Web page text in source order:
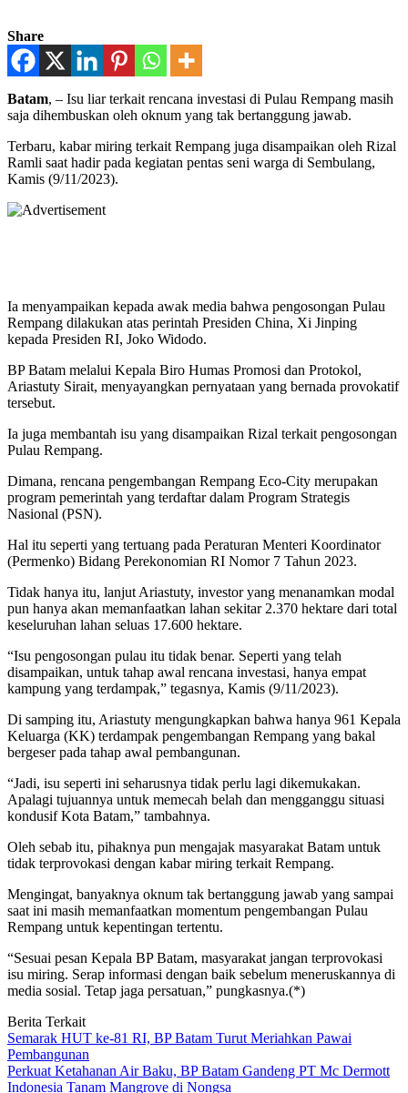
Share
Batam, – Isu liar terkait rencana investasi di Pulau Rempang masih
saja dihembuskan oleh oknum yang tak bertanggung jawab.
Terbaru, kabar miring terkait Rempang juga disampaikan oleh Rizal
Ramli saat hadir pada kegiatan pentas seni warga di Sembulang,
Kamis (9/11/2023).
Ia menyampaikan kepada awak media bahwa pengosongan Pulau
Rempang dilakukan atas perintah Presiden China, Xi Jinping
kepada Presiden RI, Joko Widodo.
BP Batam melalui Kepala Biro Humas Promosi dan Protokol,
Ariastuty Sirait, menyayangkan pernyataan yang bernada provokatif
tersebut.
Ia juga membantah isu yang disampaikan Rizal terkait pengosongan
Pulau Rempang.
Dimana, rencana pengembangan Rempang Eco-City merupakan
program pemerintah yang terdaftar dalam Program Strategis
Nasional (PSN).
Hal itu seperti yang tertuang pada Peraturan Menteri Koordinator
(Permenko) Bidang Perekonomian RI Nomor 7 Tahun 2023.
Tidak hanya itu, lanjut Ariastuty, investor yang menanamkan modal
pun hanya akan memanfaatkan lahan sekitar 2.370 hektare dari total
keseluruhan lahan seluas 17.600 hektare.
“Isu pengosongan pulau itu tidak benar. Seperti yang telah
disampaikan, untuk tahap awal rencana investasi, hanya empat
kampung yang terdampak,” tegasnya, Kamis (9/11/2023).
Di samping itu, Ariastuty mengungkapkan bahwa hanya 961 Kepala
Keluarga (KK) terdampak pengembangan Rempang yang bakal
bergeser pada tahap awal pembangunan.
“Jadi, isu seperti ini seharusnya tidak perlu lagi dikemukakan.
Apalagi tujuannya untuk memecah belah dan mengganggu situasi
kondusif Kota Batam,” tambahnya.
Oleh sebab itu, pihaknya pun mengajak masyarakat Batam untuk
tidak terprovokasi dengan kabar miring terkait Rempang.
Mengingat, banyaknya oknum tak bertanggung jawab yang sampai
saat ini masih memanfaatkan momentum pengembangan Pulau
Rempang untuk kepentingan tertentu.
“Sesuai pesan Kepala BP Batam, masyarakat jangan terprovokasi
isu miring. Serap informasi dengan baik sebelum meneruskannya di
media sosial. Tetap jaga persatuan,” pungkasnya.(*)
Berita Terkait
Semarak HUT ke-81 RI, BP Batam Turut Meriahkan Pawai
Pembangunan
Perkuat Ketahanan Air Baku, BP Batam Gandeng PT Mc Dermott
Indonesia Tanam Mangrove di Nongsa